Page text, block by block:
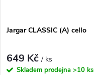
Jargar CLASSIC (A) cello
649 Kč/ ks
Skladem prodejna >10 ks